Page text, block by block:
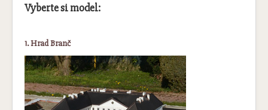
Vyberte si model:
1. Hrad Branč